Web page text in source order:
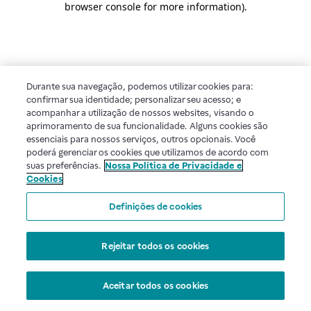
browser console for more information).
Durante sua navegação, podemos utilizar cookies para:
confirmar sua identidade; personalizar seu acesso; e
acompanhar a utilização de nossos websites, visando o
aprimoramento de sua funcionalidade. Alguns cookies são
essenciais para nossos serviços, outros opcionais. Você
poderá gerenciar os cookies que utilizamos de acordo com
suas preferências. Nossa Política de Privacidade e
Cookies
Definições de cookies
Rejeitar todos os cookies
Aceitar todos os cookies